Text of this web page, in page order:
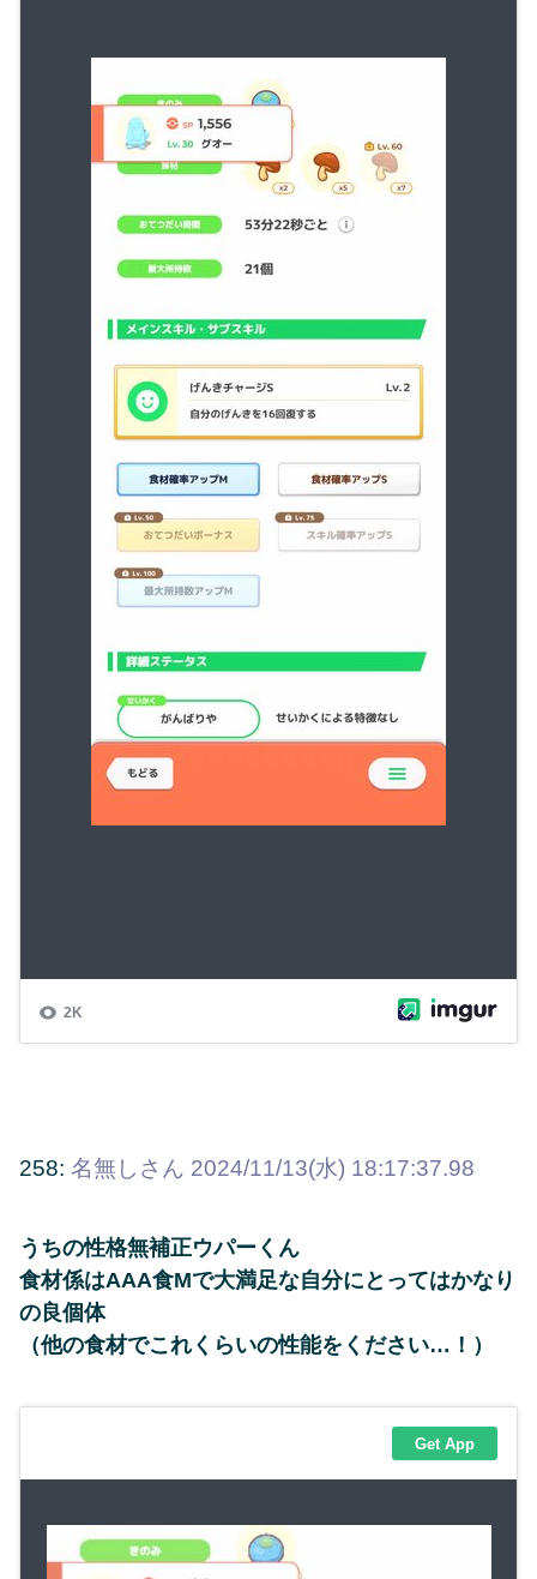
258: 名無しさん 2024/11/13(水) 18:17:37.98
うちの性格無補正ウパーくん
食材係はAAA食Mで大満足な自分にとってはかなり
の良個体
（他の食材でこれくらいの性能をください…！）